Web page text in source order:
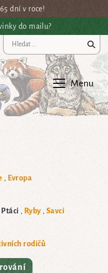
dní v roce!
do mailu?
Menu
Evropa
Ptáci Ryby Savci
rodičů